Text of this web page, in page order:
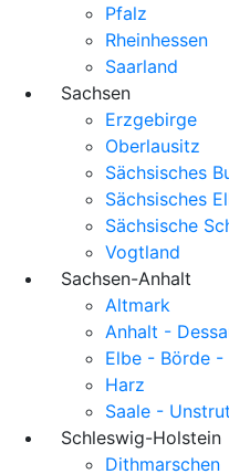
Pfalz
Rheinhessen
Saarland
Sachsen
Erzgebirge
Oberlausitz
Sächsisches
Sächsisches
Sächsische
Vogtland
Sachsen-Anhalt
Altmark
Anhalt -
Elbe - Börde -
Harz
Saale - Unstrut
Schleswig-Holstein
Dithmarschen